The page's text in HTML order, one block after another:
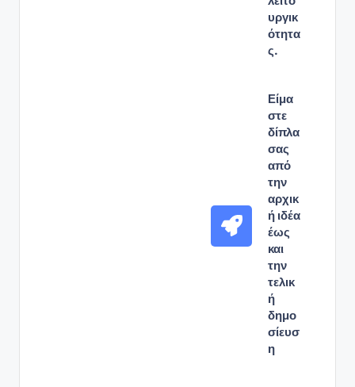
υργικ
ότητα
ς.
Είμα
στε
δίπλα
σας
από
την
αρχικ
ή ιδέα
έως
και
την
τελικ
ή
δημο
σίευσ
η